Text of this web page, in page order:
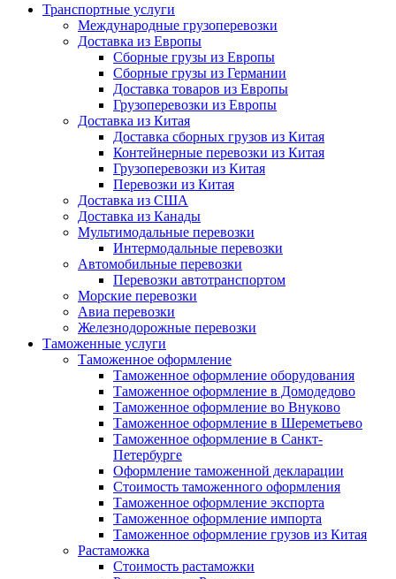
Транспортные услуги
Международные грузоперевозки
Доставка из Европы
Сборные грузы из Европы
Сборные грузы из Германии
Доставка товаров из Европы
Грузоперевозки из Европы
Доставка из Китая
Доставка сборных грузов из Китая
Контейнерные перевозки из Китая
Грузоперевозки из Китая
Перевозки из Китая
Доставка из США
Доставка из Канады
Мультимодальные перевозки
Интермодальные перевозки
Автомобильные перевозки
Перевозки автотранспортом
Морские перевозки
Авиа перевозки
Железнодорожные перевозки
Таможенные услуги
Таможенное оформление
Таможенное оформление оборудования
Таможенное оформление в Домодедово
Таможенное оформление во Внуково
Таможенное оформление в Шереметьево
Таможенное оформление в Санкт-
Петербурге
Оформление таможенной декларации
Стоимость таможенного оформления
Таможенное оформление экспорта
Таможенное оформление импорта
Таможенное оформление грузов из Китая
Растаможка
Стоимость растаможки